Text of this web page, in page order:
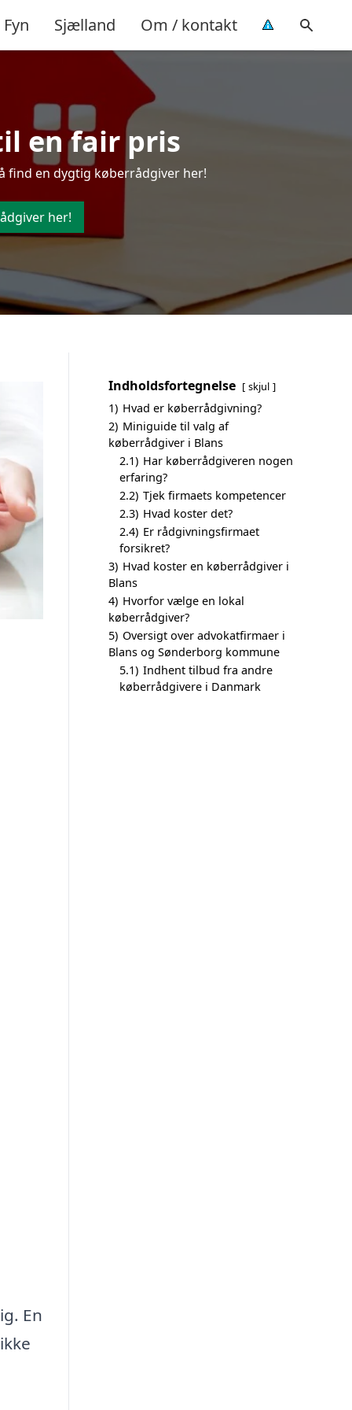
Fyn Sjælland Om / kontakt
en fair pris
find en dygtig køberrådgiver her!
her!
En
Indholdsfortegnelse skjul
1) Hvad er køberrådgivning?
2) Miniguide til valg af
køberrådgiver i Blans
2.1) Har køberrådgiveren nogen
erfaring?
2.2) Tjek firmaets kompetencer
2.3) Hvad koster det?
2.4) Er rådgivningsfirmaet
forsikret?
3) Hvad koster en køberrådgiver i
Blans
4) Hvorfor vælge en lokal
køberrådgiver?
5) Oversigt over advokatfirmaer i
Blans og Sønderborg kommune
5.1) Indhent tilbud fra andre
køberrådgivere i Danmark